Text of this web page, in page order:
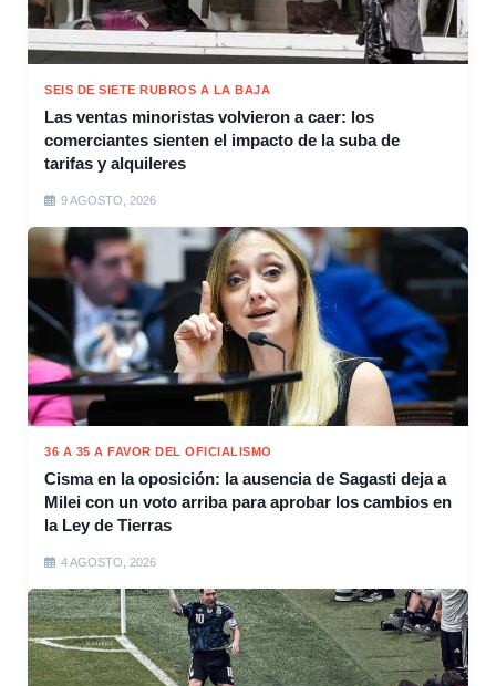
SEIS DE SIETE RUBROS A LA BAJA
Las ventas minoristas volvieron a caer: los
comerciantes sienten el impacto de la suba de
tarifas y alquileres
9 AGOSTO, 2026
36 A 35 A FAVOR DEL OFICIALISMO
Cisma en la oposición: la ausencia de Sagasti deja a
Milei con un voto arriba para aprobar los cambios en
la Ley de Tierras
4 AGOSTO, 2026